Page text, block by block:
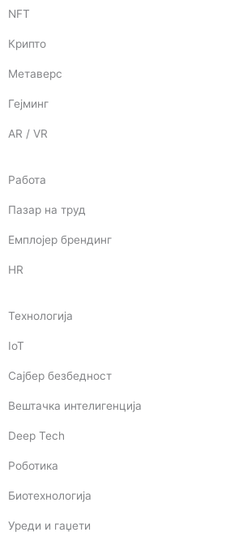
NFT
Крипто
Метаверс
Гејминг
AR / VR
Работа
Пазар на труд
Емплојер брендинг
HR
Технологија
IoT
Сајбер безбедност
Вештачка интелигенција
Deep Tech
Роботика
Биотехнологија
Уреди и гаџети